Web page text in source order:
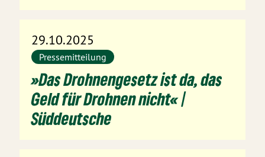
29.10.2025
Pressemitteilung
»Das Drohnengesetz ist da, das
Geld für Drohnen nicht« |
Süddeutsche